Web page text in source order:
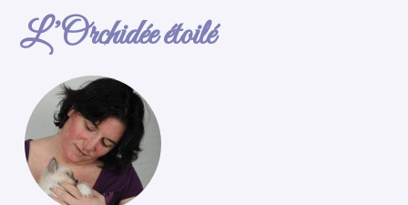
L’Orchidée étoilé